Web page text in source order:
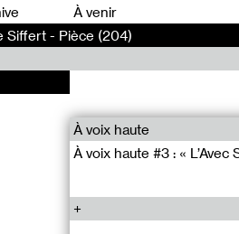
À venir
Siffert - Pièce (204)
À voix haute
À voix haute #3 : «